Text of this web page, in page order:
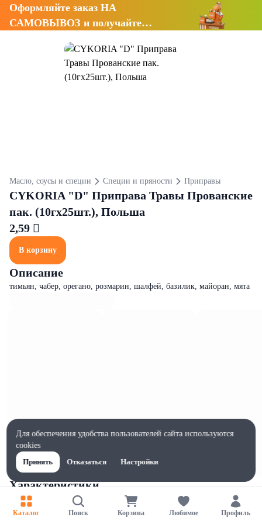
Оформляйте заказ НА
САМОВЫВОЗ и получайте
Масло, соусы и специи Специи и пряности Приправы
CYKORIA "D" Приправа Травы Прованские
пак. (10гх25шт.), Польша
2,59 
В корзину
Описание
тимьян, чабер, орегано, розмарин, шалфей, базилик, майоран, мята
Характеристики
Ширина, мм
115
Каталог Поиск Корзина Любимое Профиль
Для обеспечения удобства пользователей сайта используются
cookies
Принять
Отказаться Настройки